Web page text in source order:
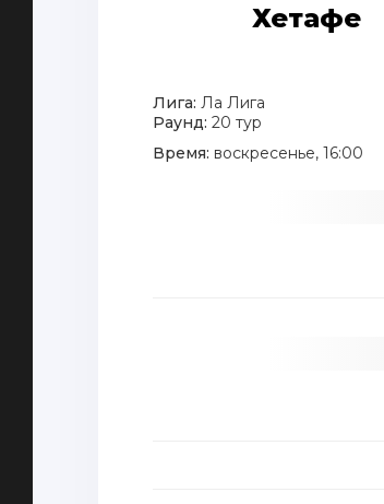
Хетафе
Лига: Ла Лига
Раунд: 20 тур
Время: воскресенье, 16:00